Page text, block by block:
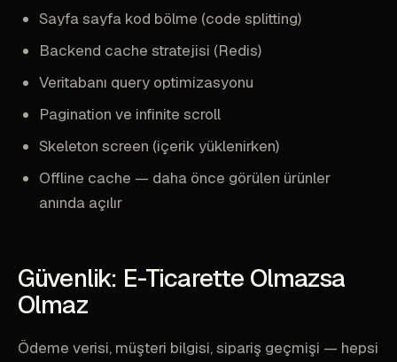
Sayfa sayfa kod bölme (code splitting)
Backend cache stratejisi (Redis)
Veritabanı query optimizasyonu
Pagination ve infinite scroll
Skeleton screen (içerik yüklenirken)
Offline cache — daha önce görülen ürünler
anında açılır
Güvenlik: E-Ticarette Olmazsa
Olmaz
Ödeme verisi, müşteri bilgisi, sipariş geçmişi — hepsi